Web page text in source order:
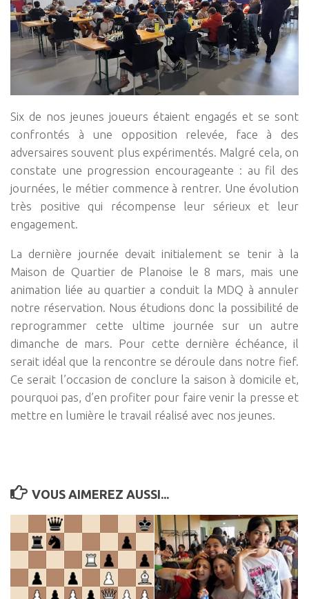
Six de nos jeunes joueurs étaient engagés et se sont
confrontés à une opposition relevée, face à des
adversaires souvent plus expérimentés. Malgré cela, on
constate une progression encourageante : au fil des
journées, le métier commence à rentrer. Une évolution
très positive qui récompense leur sérieux et leur
engagement.
La dernière journée devait initialement se tenir à la
Maison de Quartier de Planoise le 8 mars, mais une
animation liée au quartier a conduit la MDQ à annuler
notre réservation. Nous étudions donc la possibilité de
reprogrammer cette ultime journée sur un autre
dimanche de mars. Pour cette dernière échéance, il
serait idéal que la rencontre se déroule dans notre fief.
Ce serait l’occasion de conclure la saison à domicile et,
pourquoi pas, d’en profiter pour faire venir la presse et
mettre en lumière le travail réalisé avec nos jeunes.
VOUS AIMEREZ AUSSI...